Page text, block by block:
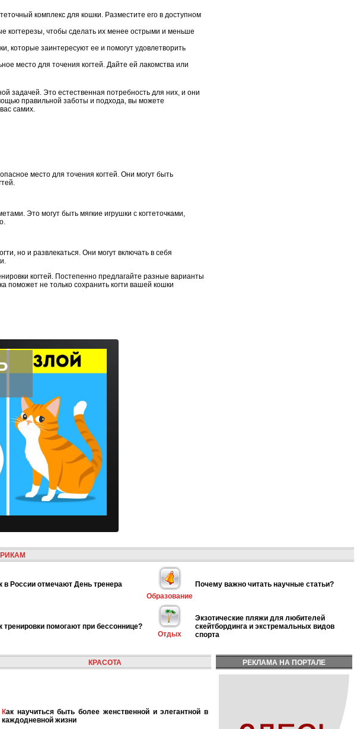
комплекс для кошки. Разместите его в доступном
когтерезы, чтобы сделать их менее острыми и меньше
которые заинтересуют ее и помогут удовлетворить
место для точения когтей. Дайте ей лакомства или
задачей. Это естественная потребность для них, и они
правильной заботы и подхода, вы можете
самих.
место для точения когтей. Они могут быть
Это могут быть мягкие игрушки с когтеточками,
но и развлекаться. Они могут включать в себя
когтей. Постепенно предлагайте разные варианты
поможет не только сохранить когти вашей кошки
в России отмечают День тренера
Образование
Почему важно читать научные статьи?
тренировки помогают при бессоннице?
Отдых
Экзотические пляжи для любителей
скейтбординга и экстремальных видов
спорта
КРАСОТА
Как научиться быть более женственной и элегантной в
каждодневной жизни
РЕКЛАМА НА ПОРТАЛЕ